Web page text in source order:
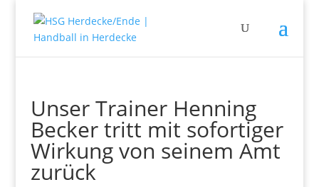
Unser Trainer Henning
Becker tritt mit sofortiger
Wirkung von seinem Amt
zurück